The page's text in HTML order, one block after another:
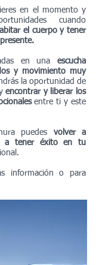
en el momento y
cuando
el cuerpo y tener
en una escucha
y movimiento muy
la oportunidad de
encontrar y liberar los
entre ti y este
puedes volver a
a tener éxito en tu
información o para